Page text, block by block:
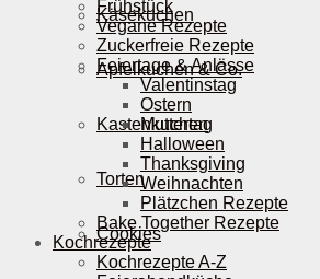
Käsekuchen
Apfelkuchen & Co.
Kastenkuchen
Torten
Cookies
Frühstück
Vegane Rezepte
Zuckerfreie Rezepte
Feiertage & Anlässe
Valentinstag
Ostern
Muttertag
Halloween
Thanksgiving
Weihnachten
Plätzchen Rezepte
Bake Together Rezepte
Kochrezepte
Kochrezepte A-Z